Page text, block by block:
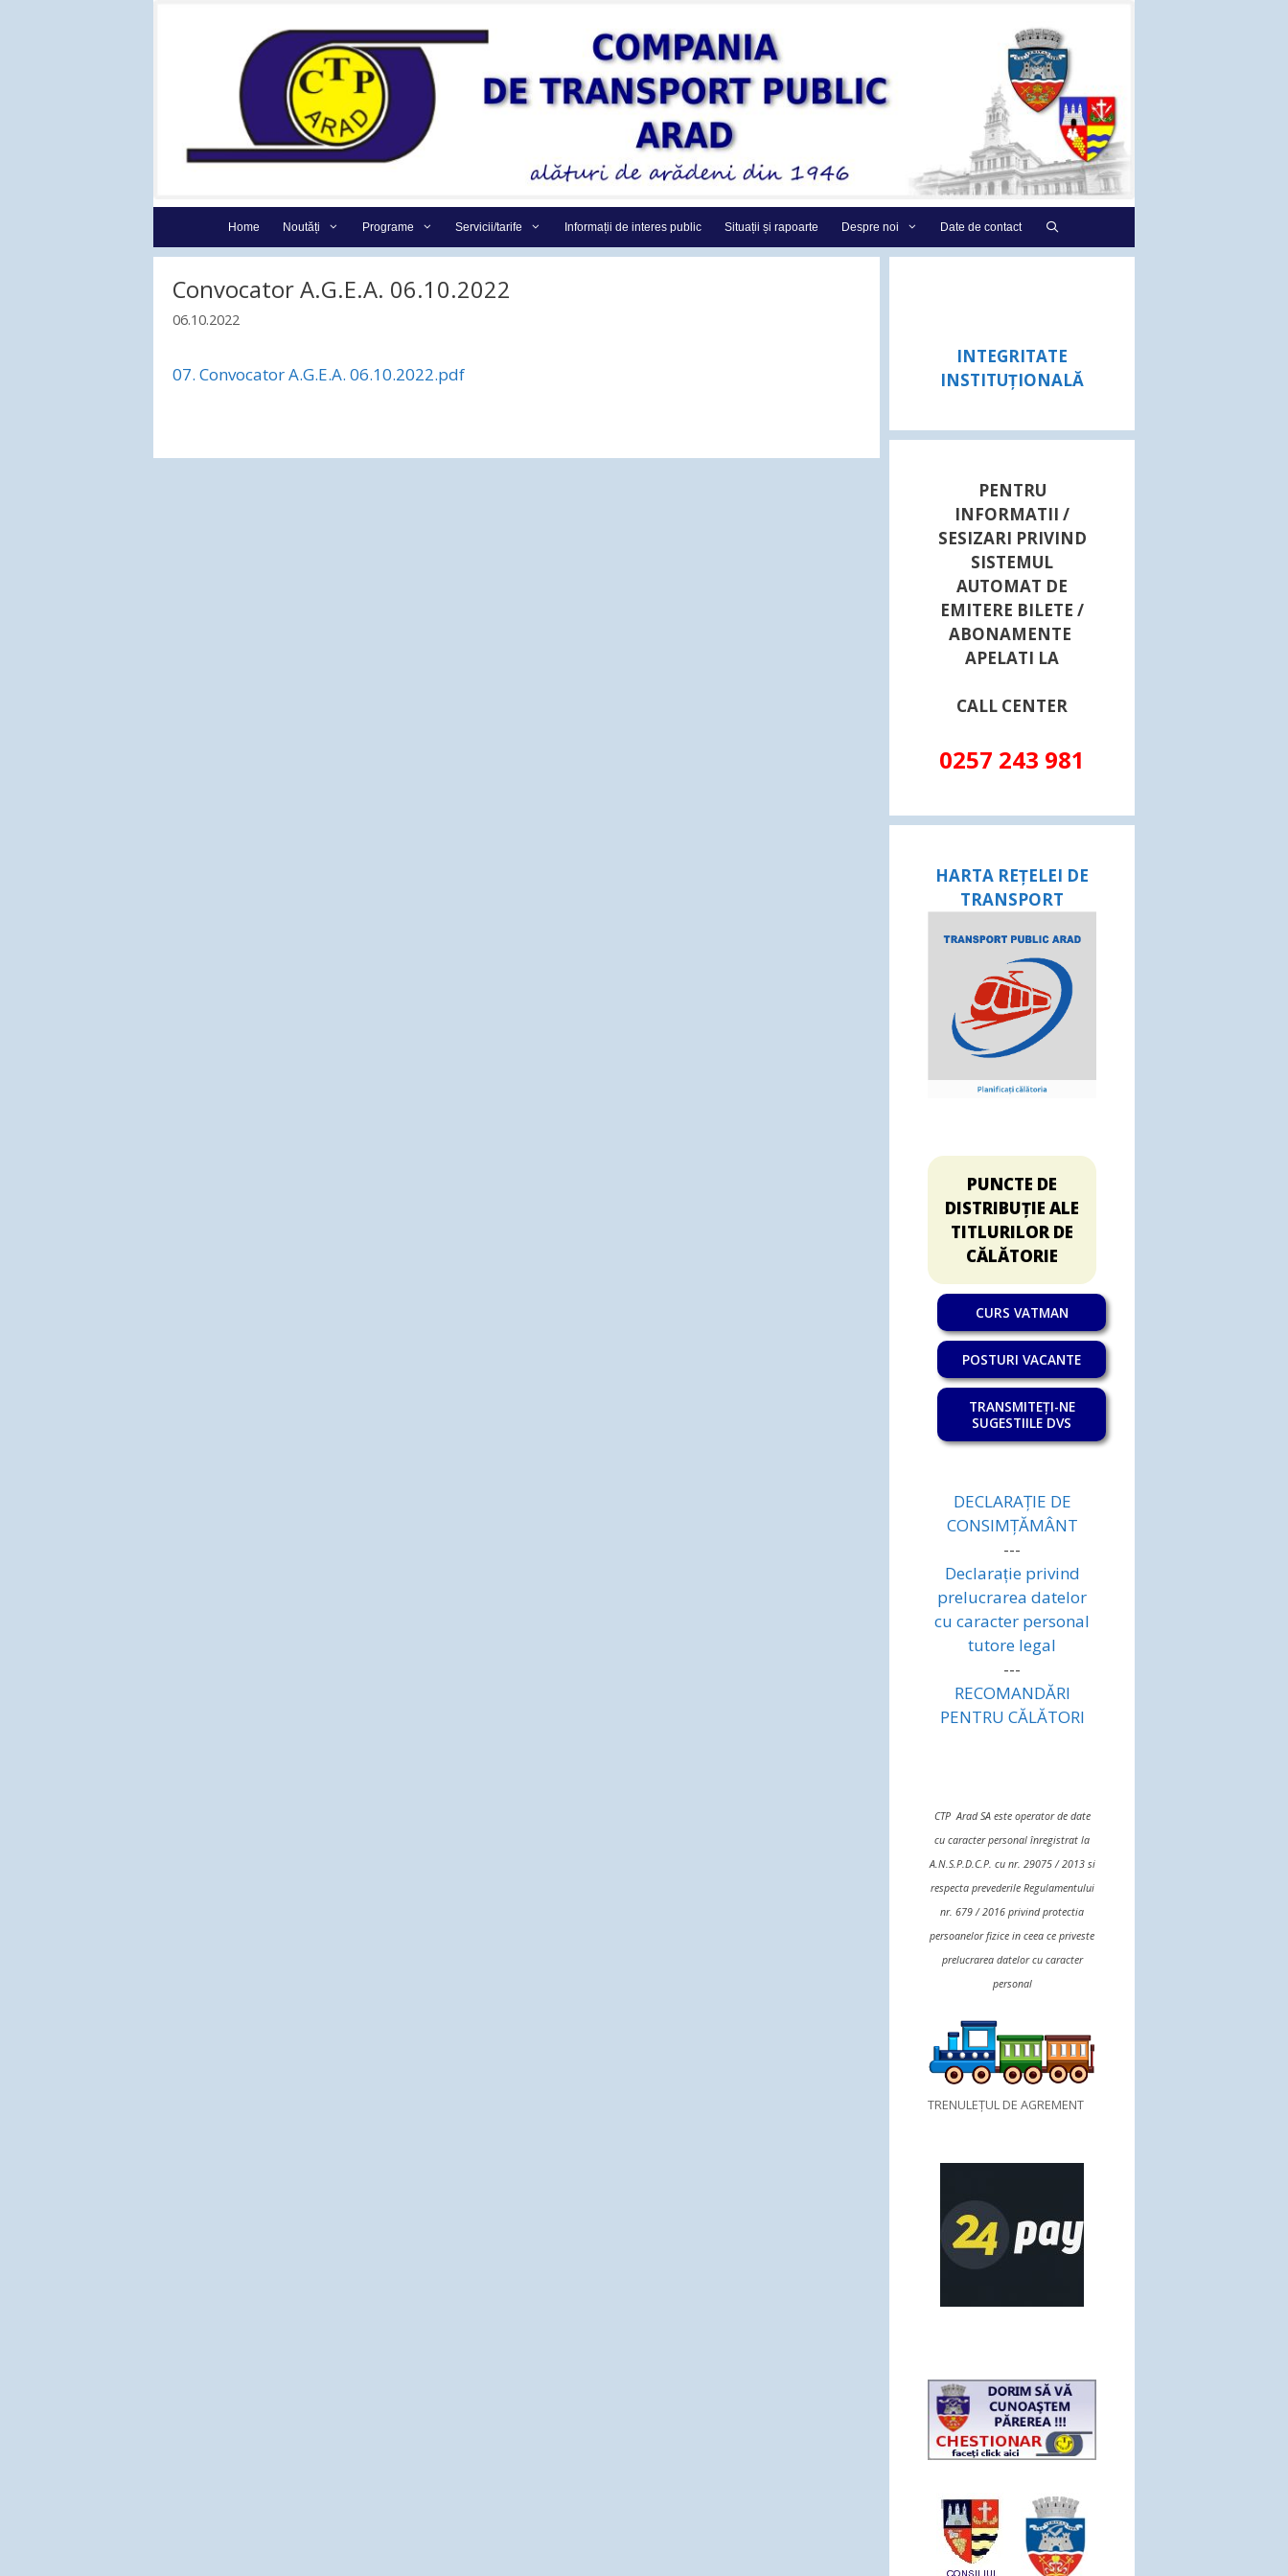
Home Noutăți Programe Servicii/tarife Informații de interes public Situații și rapoarte Despre noi Date de contact
Convocator A.G.E.A. 06.10.2022
06.10.2022
07. Convocator A.G.E.A. 06.10.2022.pdf
INTEGRITATE
INSTITUȚIONALĂ
PENTRU
INFORMATII /
SESIZARI PRIVIND
SISTEMUL
AUTOMAT DE
EMITERE BILETE /
ABONAMENTE
APELATI LA
CALL CENTER
0257 243 981
HARTA REȚELEI DE
TRANSPORT
PUNCTE DE
DISTRIBUȚIE ALE
TITLURILOR DE
CĂLĂTORIE
CURS VATMAN
POSTURI VACANTE
TRANSMITEȚI-NE
SUGESTIILE DVS
DECLARAȚIE DE
CONSIMȚĂMÂNT
---
Declarație privind
prelucrarea datelor
cu caracter personal
tutore legal
---
RECOMANDĂRI
PENTRU CĂLĂTORI
CTP Arad SA este operator de date
cu caracter personal înregistrat la
A.N.S.P.D.C.P. cu nr. 29075 / 2013 si
respecta prevederile Regulamentului
nr. 679 / 2016 privind protectia
persoanelor fizice in ceea ce priveste
prelucrarea datelor cu caracter
personal
TRENULEȚUL DE AGREMENT